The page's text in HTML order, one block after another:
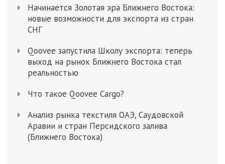
Начинается Золотая эра Ближнего Востока:
новые возможности для экспорта из стран
СНГ
Qoovee запустила Школу экспорта: теперь
выход на рынок Ближнего Востока стал
реальностью
Что такое Qoovee Cargo?
Анализ рынка текстиля ОАЭ, Саудовской
Аравии и стран Персидского залива
(Ближнего Востока)